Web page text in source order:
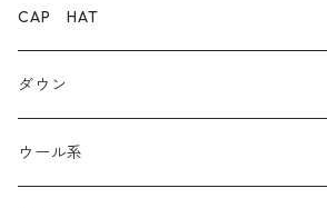
ダウン
ダンガリー
ウール系
CAP HAT
ダウン
ウール系